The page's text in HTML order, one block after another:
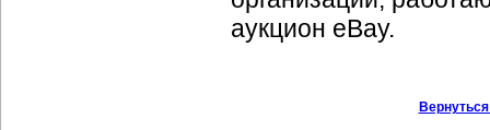
аукцион eBay.